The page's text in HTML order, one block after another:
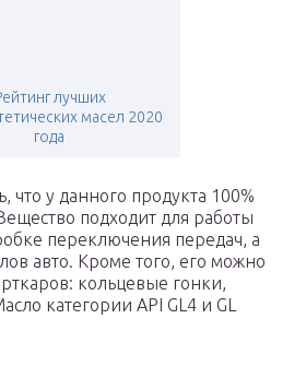
лучших
масел 2020
года
что у данного продукта 100%
подходит для работы
переключения передач, а
авто. Кроме того, его можно
кольцевые гонки,
категории API GL4 и GL